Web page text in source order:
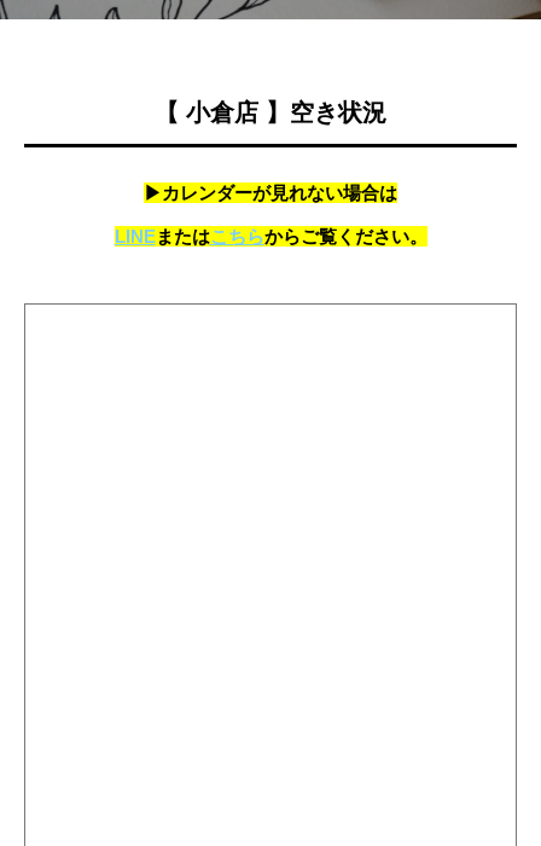
【 小倉店 】空き状況
▶カレンダーが見れない場合は
LINEまたはこちらからご覧ください。